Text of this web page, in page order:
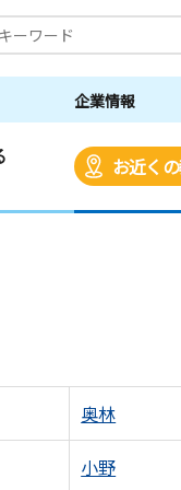
企業情報
お近く
奥林
小野